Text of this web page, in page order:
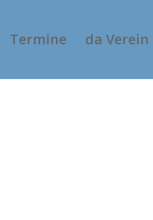
Termine da Verein